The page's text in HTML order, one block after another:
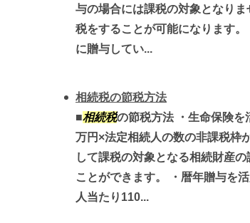
与の場合には課税の対象となり
税をすることが可能になります
に贈与してい...
相続税の節税方法
■相続税の節税方法 ・生命保険
万円×法定相続人の数の非課税枠
して課税の対象となる相続財産の
ことができます。 ・暦年贈与を
人当たり110...